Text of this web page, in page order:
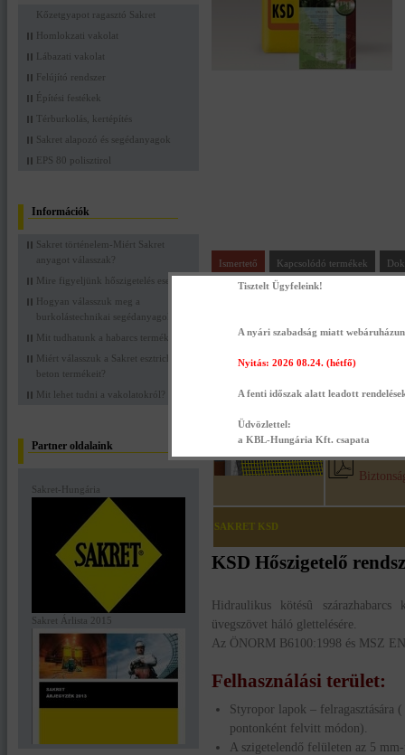
Kőzetgyapot ragasztó Sakret
Homlokzati vakolat
Lábazati vakolat
Felújító rendszer
Építési festékek
Térburkolás, kertépítés
Sakret alapozó és segédanyagok
EPS 80 polisztirol
Információk
Sakret történelem-Miért Sakret
anyagot válasszak?
Mire figyeljünk hőszigetelés esetén?
Hogyan válasszuk meg a
burkolástechnikai segédanyagokat?
Mit tudhatunk a habarcs termékekről?
Miért válasszuk a Sakret esztrich
beton termékeit?
Mit lehet tudni a vakolatokról?
Partner oldalaink
Sakret-Hungária
Sakret Árlista 2015
Ismertető Kapcsolódó termékek
Sakret KSD
SAKRET KSD
KSD Hőszigetelő
Hidraulikus kötésû szárazhabarcs
üvegszövet háló glettelésére.
Az ÖNORM B6100:1998 és MSZ
Felhasználási terület:
Styropor lapok – felragasztására
pontonként felvitt módon).
A szigetelendő felületen az 5
Tisztelt Ügyfeleink!
A nyári szabadság miatt
Nyitás: 2026 08.24. (hétfő)
A fenti időszak alatt leadott
Üdvözlettel:
a KBL-Hungária Kft. csapata